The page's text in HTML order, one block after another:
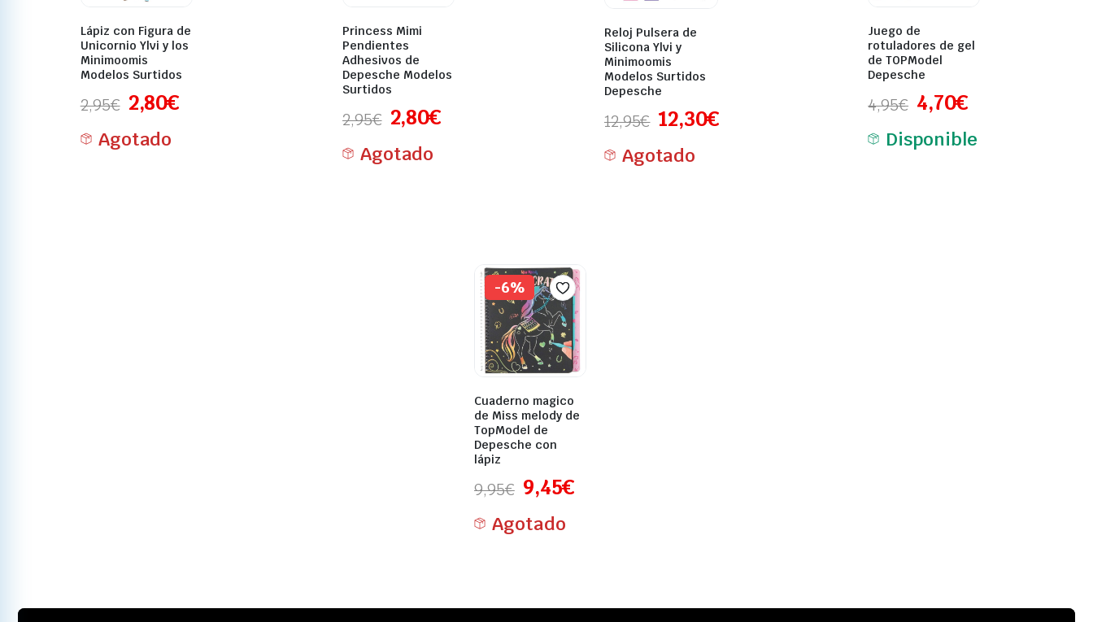
Lápiz con Figura de
Unicornio Ylvi y los
Minimoomis
Modelos Surtidos
2,95€ 2,80€
Agotado
Princess Mimi
Pendientes
Adhesivos de
Depesche Modelos
Surtidos
2,95€ 2,80€
Agotado
Reloj Pulsera de
Silicona Ylvi y
Minimoomis
Modelos Surtidos
Depesche
12,95€ 12,30€
Agotado
Juego de
rotuladores de gel
de TOPModel
Depesche
4,95€ 4,70€
Disponible
-6%
Cuaderno magico
de Miss melody de
TopModel de
Depesche con
lápiz
9,95€ 9,45€
Agotado